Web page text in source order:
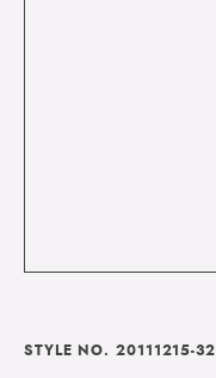
STYLE NO. 20111215-32